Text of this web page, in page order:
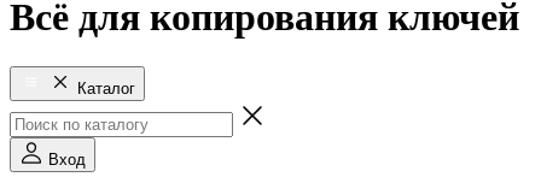
Всё для копирования ключей
Каталог
Вход